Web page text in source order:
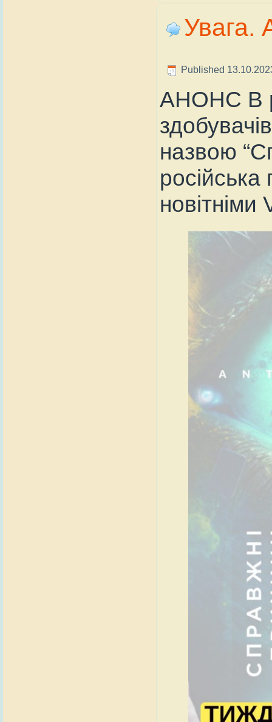
Увага.
Published
АНОНС В
назвою